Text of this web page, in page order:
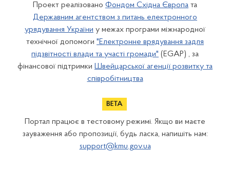
Проект реалізовано Фондом Східна Європа та
Державним агентством з питань електронного
урядування України у межах програми міжнародної
технічної допомоги "Електронне врядування задля
підзвітності влади та участі громади" (EGAP) , за
фінансової підтримки Швейцарської агенції розвитку та
співробітництва
Портал працює в тестовому режимі. Якщо ви маєте
зауваження або пропозиції, будь ласка, напишіть нам:
support@kmu.gov.ua